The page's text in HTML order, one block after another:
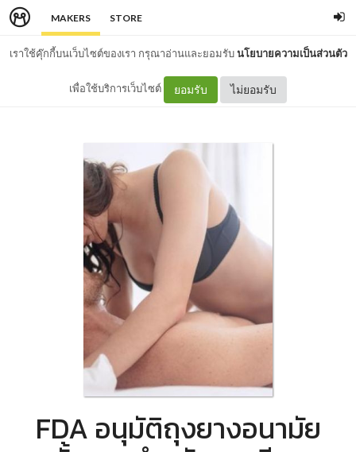
MAKERS STORE
เราใช้คุ๊กกี้บนเว็บไซต์ของเรา กรุณาอ่านและยอมรับนโยบายความเป็นส่วนตัว
เพื่อใช้บริการเว็บไซต์ ยอมรับ ไม่ยอมรับ
FDA อนุมัติถุงยางอนามัย